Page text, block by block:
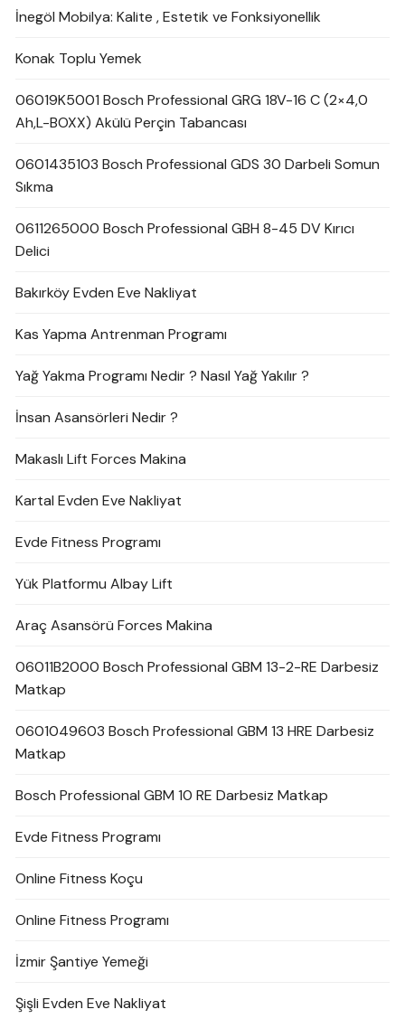
İnegöl Mobilya: Kalite , Estetik ve Fonksiyonellik
Konak Toplu Yemek
06019K5001 Bosch Professional GRG 18V-16 C (2×4,0
Ah,L-BOXX) Akülü Perçin Tabancası
0601435103 Bosch Professional GDS 30 Darbeli Somun
Sıkma
0611265000 Bosch Professional GBH 8-45 DV Kırıcı
Delici
Bakırköy Evden Eve Nakliyat
Kas Yapma Antrenman Programı
Yağ Yakma Programı Nedir ? Nasıl Yağ Yakılır ?
İnsan Asansörleri Nedir ?
Makaslı Lift Forces Makina
Kartal Evden Eve Nakliyat
Evde Fitness Programı
Yük Platformu Albay Lift
Araç Asansörü Forces Makina
06011B2000 Bosch Professional GBM 13-2-RE Darbesiz
Matkap
0601049603 Bosch Professional GBM 13 HRE Darbesiz
Matkap
Bosch Professional GBM 10 RE Darbesiz Matkap
Evde Fitness Programı
Online Fitness Koçu
Online Fitness Programı
İzmir Şantiye Yemeği
Şişli Evden Eve Nakliyat